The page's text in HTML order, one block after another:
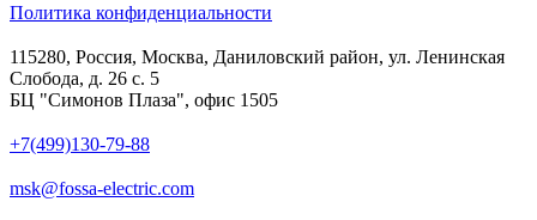
Политика конфиденциальности
115280, Россия, Москва, Даниловский район, ул. Ленинская
Слобода, д. 26 с. 5
БЦ "Симонов Плаза", офис 1505
+7(499)130-79-88
msk@fossa-electric.com